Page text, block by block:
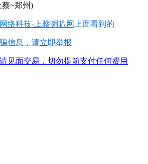
~郑州)
络科技-上蔡喇叭网 上面看到的
信息，请立即举报
见面交易，切勿提前支付任何费用